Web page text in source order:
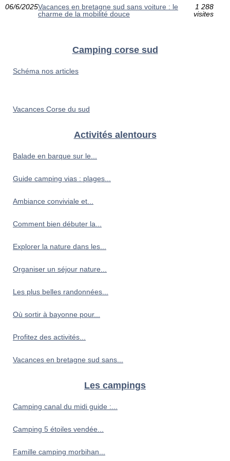
06/6/2025Vacances en bretagne sud sans voiture : le
charme de la mobilité douce
1 288
visites
Camping corse sud
Schéma nos articles
Vacances Corse du sud
Activités alentours
Balade en barque sur le...
Guide camping vias : plages...
Ambiance conviviale et...
Comment bien débuter la...
Explorer la nature dans les...
Organiser un séjour nature...
Les plus belles randonnées...
Où sortir à bayonne pour...
Profitez des activités...
Vacances en bretagne sud sans...
Les campings
Camping canal du midi guide :...
Camping 5 étoiles vendée...
Famille camping morbihan...